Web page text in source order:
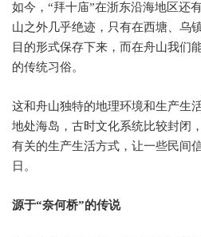
如今， “拜十庙”在浙东沿海地区还
山之外几乎绝迹，只有在西塘、乌
目的形式保存下来，而在舟山我们
的传统习俗。
这和舟山独特的地理环境和生产生
地处海岛，古时文化系统比较封闭
有关的生产生活方式，让一些民间
日。
源于“奈何桥”的传说